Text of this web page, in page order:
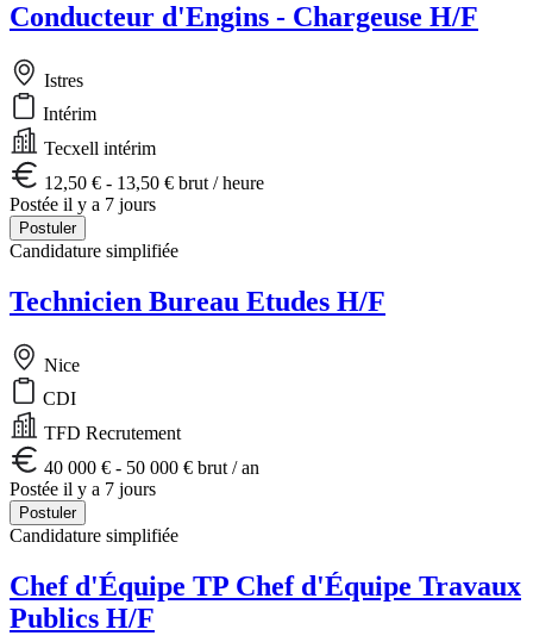
Conducteur d'Engins - Chargeuse H/F
Istres
Intérim
Tecxell intérim
12,50 € - 13,50 € brut / heure
Postée il y a 7 jours
Postuler
Candidature simplifiée
Technicien Bureau Etudes H/F
Nice
CDI
TFD Recrutement
40 000 € - 50 000 € brut / an
Postée il y a 7 jours
Postuler
Candidature simplifiée
Chef d'Équipe TP Chef d'Équipe Travaux
Publics H/F